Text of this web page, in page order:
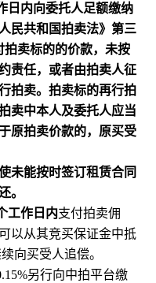
日内向委托人足额缴纳
民共和国拍卖法》第三
卖标的的价款，未按
责任，或者由拍卖人征
拍卖。拍卖标的再行拍
卖中本人及委托人应当
原拍卖价款的，原买受
能按时签订租赁合同
。
工作日内支付拍卖佣
以从其竞买保证金中抵
向买受人追偿。
另行向中拍平台缴